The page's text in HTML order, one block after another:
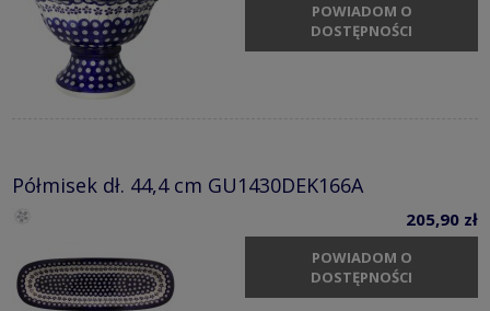
POWIADOM O
DOSTĘPNOŚCI
Półmisek dł. 44,4 cm GU1430DEK166A
205,90 zł
POWIADOM O
DOSTĘPNOŚCI